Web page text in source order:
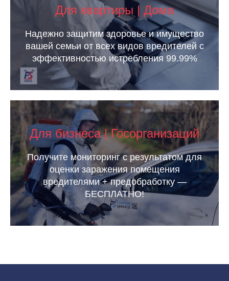
Для квартиры | Дома
Надежно защитим здоровье и имущество
вашей семьи от всех видов вредителей с
эффективностью истребления 99.99%
Для бизнеса | Госорганизаций
Получите мониторинг с результатом для
оценки заражения помещения
вредителями + предобработку —
БЕСПЛАТНО!